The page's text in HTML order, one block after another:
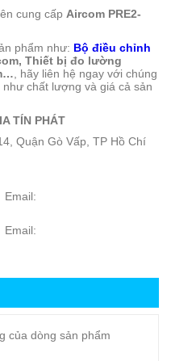
cung cấp Aircom PRE2-
phẩm như: Bộ điều chỉnh
Thiết bị đo lường
, hãy liên hệ ngay với chúng
chất lượng và giá cả sản
TÍN PHÁT
Quận Gò Vấp, TP Hồ Chí
của dòng sản phẩm